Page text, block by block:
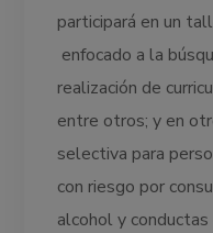
participará en un
enfocado a la
realización de
entre otros; y en
selectiva para
con riesgo por
alcohol y